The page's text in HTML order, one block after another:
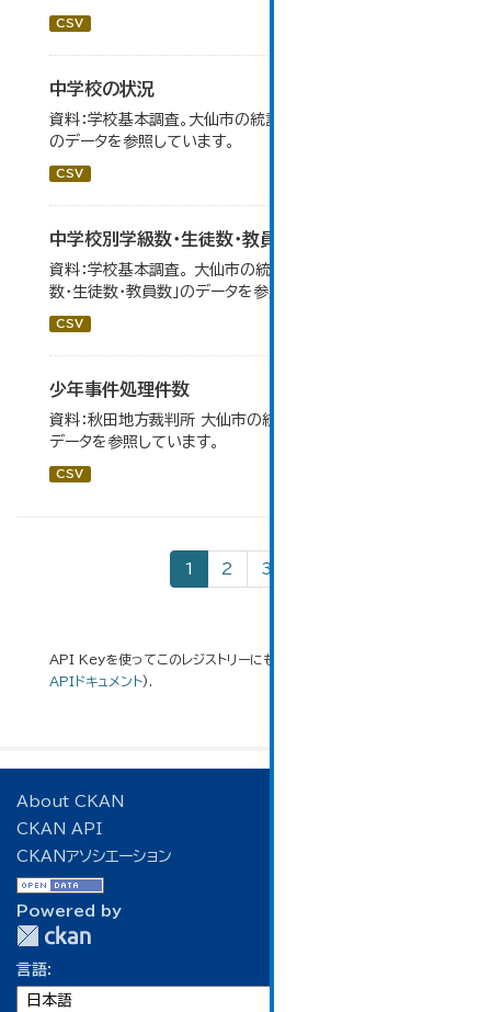
CSV
中学校の状況
資料：学校基本調査。大仙市の統計「14-5 中学校の状況」
のデータを参照しています。
CSV
中学校別学級数・生徒数・教員数
資料：学校基本調査。 大仙市の統計「14-6 中学校別学級
数・生徒数・教員数」のデータを参照しています。
CSV
少年事件処理件数
資料：秋田地方裁判所 大仙市の統計「12-16 少年事件」の
データを参照しています。
CSV
1 2 3
API Keyを使ってこのレジストリーにもアクセス可能です
APIドキュメント).
About CKAN
CKAN API
CKANアソシエーション
Powered by
言語